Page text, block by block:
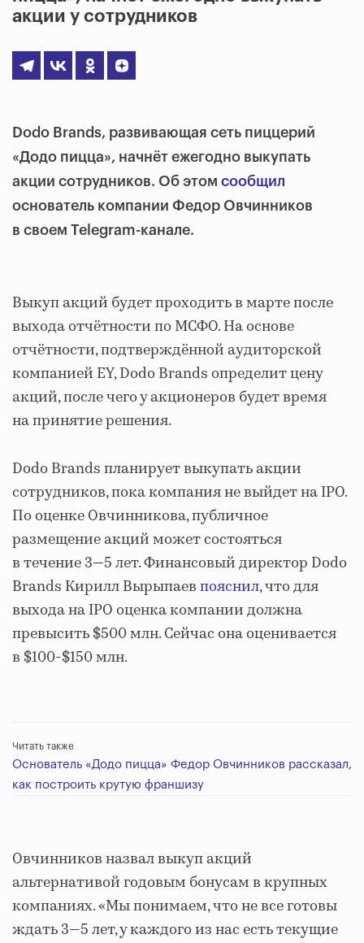
акции у сотрудников
Dodo Brands, развивающая сеть пиццерий
«Додо пицца», начнёт ежегодно выкупать
акции сотрудников. Об этом сообщил
основатель компании Федор Овчинников
в своем Telegram-канале.
Выкуп акций будет проходить в марте после
выхода отчётности по МСФО. На основе
отчётности, подтверждённой аудиторской
компанией EY, Dodo Brands определит цену
акций, после чего у акционеров будет время
на принятие решения.
Dodo Brands планирует выкупать акции
сотрудников, пока компания не выйдет на IPO.
По оценке Овчинникова, публичное
размещение акций может состояться
в течение 3—5 лет. Финансовый директор Dodo
Brands Кирилл Вырыпаевпояснил, что для
выхода на IPO оценка компании должна
превысить $500 млн. Сейчас она оценивается
в $100-$150 млн.
Читать также
Основатель «Додо пицца» Федор Овчинников рассказал,
как построить крутую франшизу
Овчинников назвал выкуп акций
альтернативой годовым бонусам в крупных
компаниях. «Мы понимаем, что не все готовы
ждать 3—5 лет, у каждого из нас есть текущие